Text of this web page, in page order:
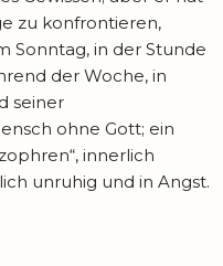
zu konfrontieren,
Sonntag, in der Stunde
der Woche, in
seiner
ohne Gott; ein
innerlich
unruhig und in Angst.